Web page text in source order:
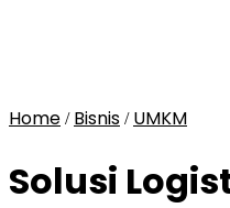
Home / Bisnis / UMKM
Solusi